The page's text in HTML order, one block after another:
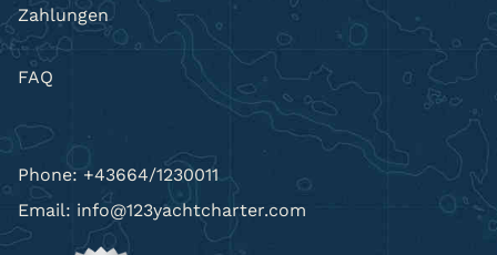
Zahlungen
FAQ
Phone: +43664/1230011
Email: info@123yachtcharter.com